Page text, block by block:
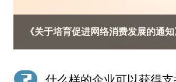
《关于培育促进网络消费发展的通